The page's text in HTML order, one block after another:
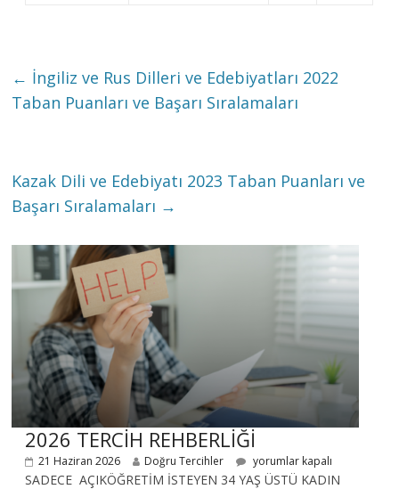
← İngiliz ve Rus Dilleri ve Edebiyatları 2022
Taban Puanları ve Başarı Sıralamaları
Kazak Dili ve Edebiyatı 2023 Taban Puanları ve
Başarı Sıralamaları →
2026 TERCİH REHBERLİĞİ
21 Haziran 2026 Doğru Tercihler yorumlar kapalı
SADECE AÇIKÖĞRETİM İSTEYEN 34 YAŞ ÜSTÜ KADIN